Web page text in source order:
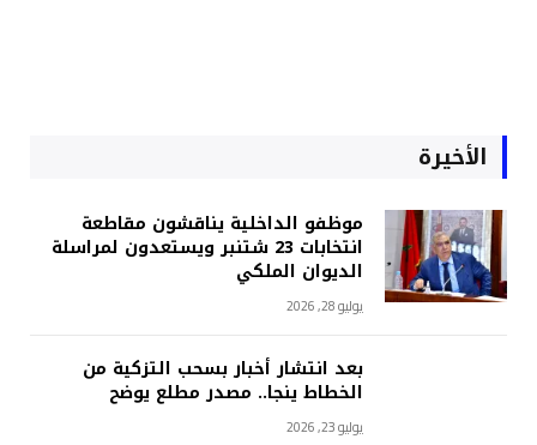
الأخيرة
موظفو الداخلية يناقشون مقاطعة
انتخابات 23 شتنبر ويستعدون لمراسلة
الديوان الملكي
يوليو 28, 2026
بعد انتشار أخبار بسحب التزكية من
الخطاط ينجا.. مصدر مطلع يوضح
يوليو 23, 2026